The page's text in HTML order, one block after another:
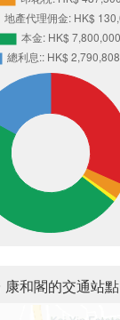
康和閣的交通站點